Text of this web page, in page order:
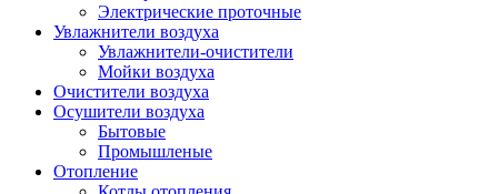
Электрические проточные
Увлажнители воздуха
Увлажнители-очистители
Мойки воздуха
Очистители воздуха
Осушители воздуха
Бытовые
Промышленые
Отопление